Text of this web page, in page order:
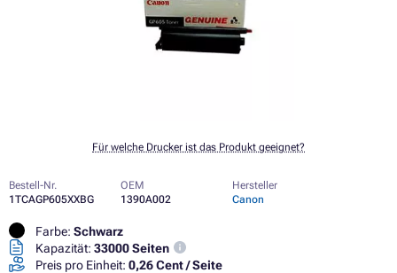
Für welche Drucker ist das Produkt geeignet?
Bestell-Nr.
1TCAGP605XXBG
OEM
1390A002
Hersteller
Canon
Farbe: Schwarz
Kapazität: 33000 Seiten
Preis pro Einheit: 0,26 Cent / Seite